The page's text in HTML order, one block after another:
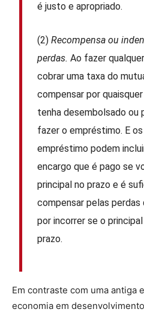
é justo e apropriado.
(2)Recompensa ou
perdas.Ao fazer
cobrar uma taxa do
compensar por
tenha desembolsado ou
fazer o empréstimo. E
empréstimo podem
encargo que é pago se
principal no prazo e é
compensar pelas perdas
por incorrer se o
prazo.
Em contraste com uma antiga
economia em